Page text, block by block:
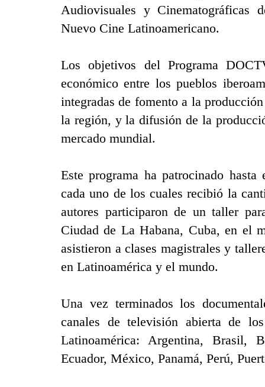
Audiovisuales y
Nuevo Cine Latinoamericano.
Los objetivos del Programa
económico entre los pueblos
integradas de fomento a la
la región, y la difusión de la
mercado mundial.
Este programa ha patrocinado
cada uno de los cuales recibió la
autores participaron de un taller
Ciudad de La Habana, Cuba, en el
asistieron a clases magistrales y
en Latinoamérica y el mundo.
Una vez terminados los
canales de televisión abierta de
Latinoamérica: Argentina, Brasil,
Ecuador, México, Panamá, Perú,